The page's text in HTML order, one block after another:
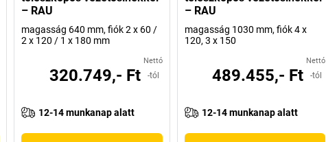
– RAU
magasság 640 mm, fiók 2 x 60 /
2 x 120 / 1 x 180 mm
Nettó
320.749,- Ft -tól
12-14 munkanap alatt
– RAU
magasság 1030 mm, fiók 4 x
120, 3 x 150
Nettó
489.455,- Ft -tól
12-14 munkanap alatt